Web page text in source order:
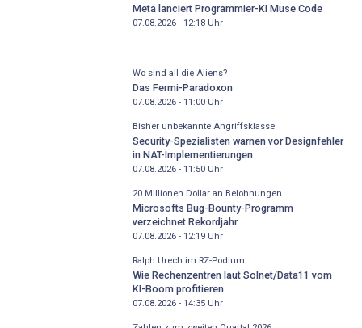
Meta lanciert Programmier-KI Muse Code
07.08.2026 - 12:18Uhr
Wo sind all die Aliens?
Das Fermi-Paradoxon
07.08.2026 - 11:00Uhr
Bisher unbekannte Angriffsklasse
Security-Spezialisten warnen vor Designfehler
in NAT-Implementierungen
07.08.2026 - 11:50Uhr
20 Millionen Dollar an Belohnungen
Microsofts Bug-Bounty-Programm
verzeichnet Rekordjahr
07.08.2026 - 12:19Uhr
Ralph Urech im RZ-Podium
Wie Rechenzentren laut Solnet/Data11 vom
KI-Boom profitieren
07.08.2026 - 14:35Uhr